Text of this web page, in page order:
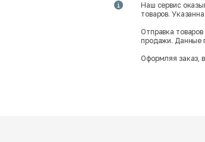
Наш сервис
товаров.
Отправка
продажи. Данные
Оформляя заказ,